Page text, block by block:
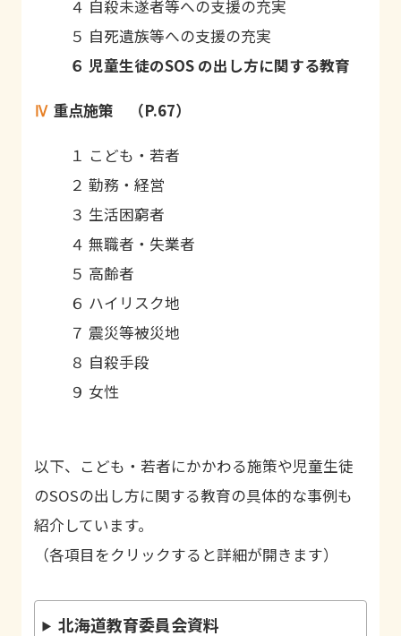
４ 自殺未遂者等への支援の充実
５ 自死遺族等への支援の充実
６ 児童生徒のSOS の出し方に関する教育
Ⅳ 重点施策 （P.67）
１ こども・若者
２ 勤務・経営
３ 生活困窮者
４ 無職者・失業者
５ 高齢者
６ ハイリスク地
７ 震災等被災地
８ 自殺手段
９ 女性
以下、こども・若者にかかわる施策や児童生徒
のSOSの出し方に関する教育の具体的な事例も
紹介しています。
（各項目をクリックすると詳細が開きます）
北海道教育委員会資料